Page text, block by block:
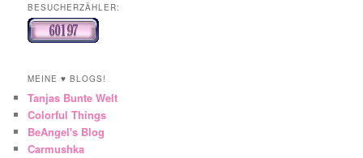
BESUCHERZÄHLER:
MEINE ♥ BLOGS!
Tanjas Bunte Welt
Colorful Things
BeAngel's Blog
Carmushka